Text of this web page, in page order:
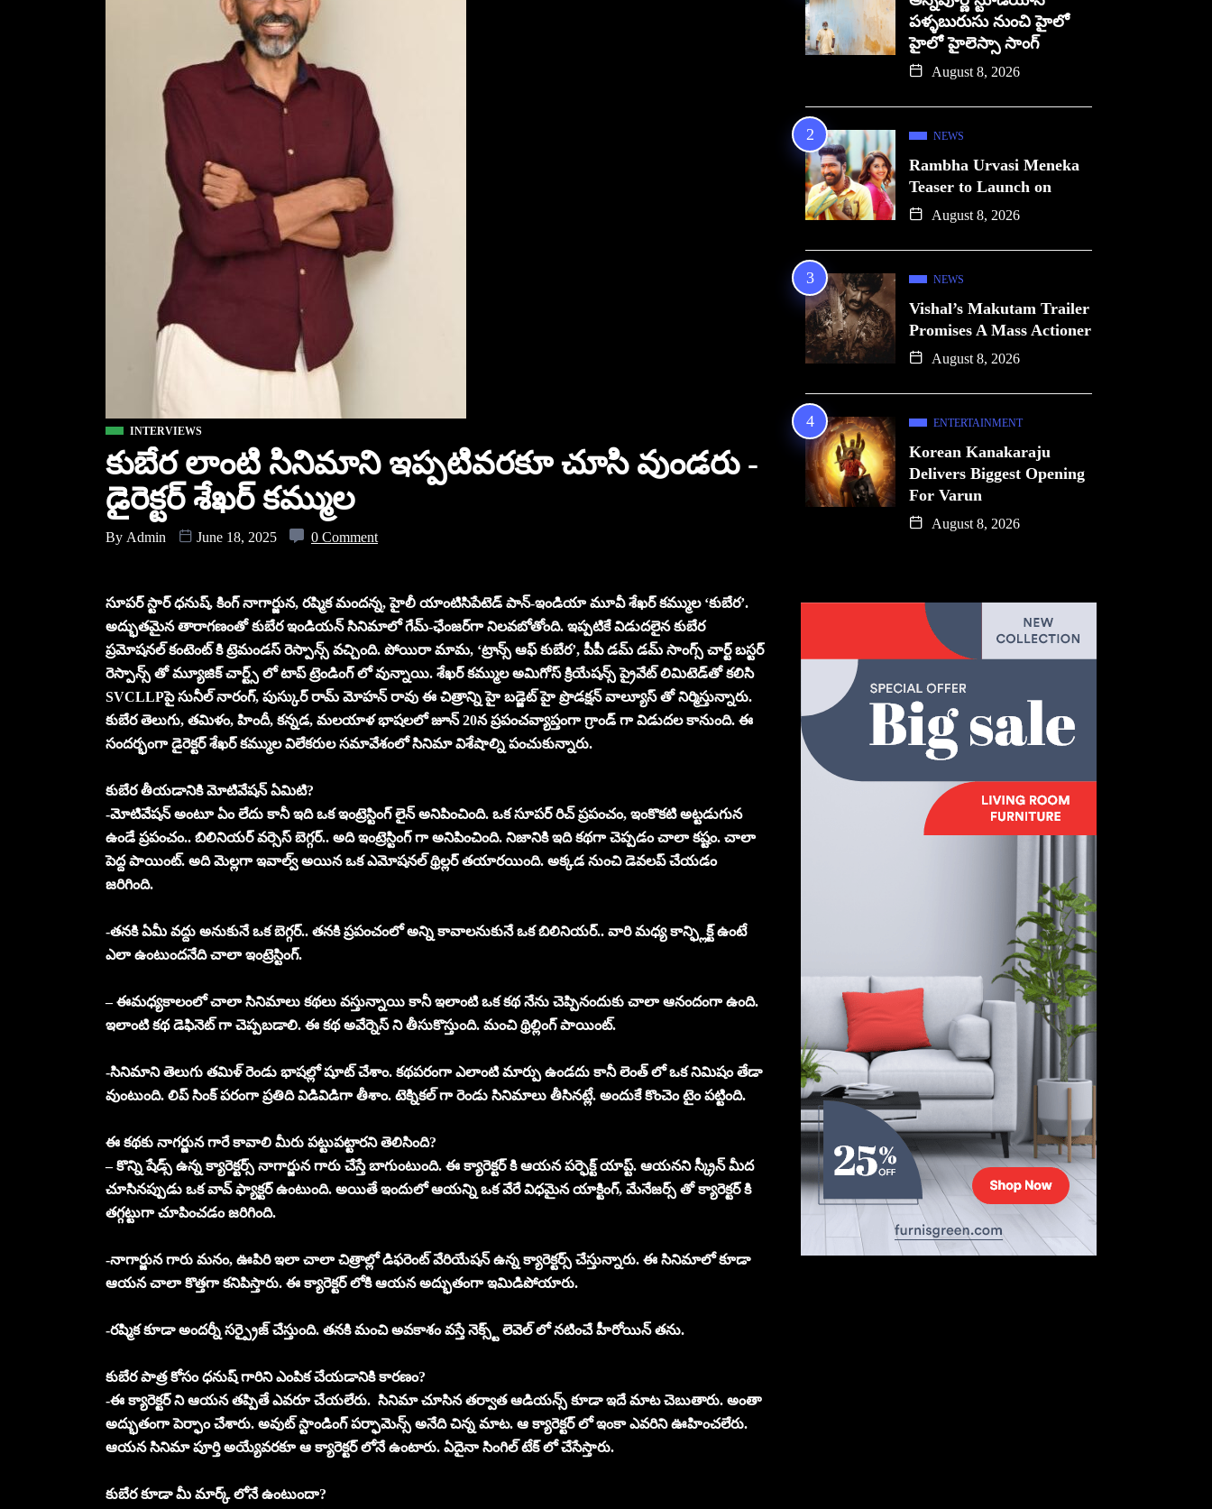
INTERVIEWS
కుబేర లాంటి సినిమాని ఇప్పటివరకూ చూసి వుండరు -
డైరెక్టర్ శేఖర్ కమ్ముల
By Admin June 18, 2025 0 Comment
సూపర్ స్టార్ ధనుష్, కింగ్ నాగార్జున, రష్మిక మందన్న, హైలీ యాంటిసిపేటెడ్ పాన్-ఇండియా మూవీ శేఖర్ కమ్ముల ‘కుబేర’.
అద్భుతమైన తారాగణంతో కుబేర ఇండియన్ సినిమాలో గేమ్-ఛేంజర్‌గా నిలవబోతోంది. ఇప్పటికే విడుదలైన కుబేర
ప్రమోషనల్ కంటెంట్ కి ట్రెమండస్ రెస్పాన్స్ వచ్చింది. పోయిరా మామ, ‘ట్రాన్స్ ఆఫ్ కుబేర’, పీపీ డమ్ డమ్ సాంగ్స్ చార్ట్ బస్టర్
రెస్పాన్స్ తో మ్యూజిక్ చార్ట్స్ లో టాప్ ట్రెండింగ్ లో వున్నాయి. శేఖర్ కమ్ముల అమిగోస్ క్రియేషన్స్ ప్రైవేట్ లిమిటెడ్‌తో కలిసి
SVCLLPపై సునీల్ నారంగ్, పుస్కుర్ రామ్ మోహన్ రావు ఈ చిత్రాన్ని హై బడ్జెట్ హై ప్రొడక్షన్ వాల్యూస్ తో నిర్మిస్తున్నారు.
కుబేర తెలుగు, తమిళం, హిందీ, కన్నడ, మలయాళ భాషలలో జూన్ 20న ప్రపంచవ్యాప్తంగా గ్రాండ్ గా విడుదల కానుంది. ఈ
సందర్భంగా డైరెక్టర్ శేఖర్ కమ్ముల విలేకరుల సమావేశంలో సినిమా విశేషాల్ని పంచుకున్నారు.
కుబేర తీయడానికి మోటివేషన్ ఏమిటి?
-మోటివేషన్ అంటూ ఏం లేదు కానీ ఇది ఒక ఇంట్రెస్టింగ్ లైన్ అనిపించింది. ఒక సూపర్ రిచ్ ప్రపంచం, ఇంకొకటి అట్టడుగున
ఉండే ప్రపంచం.. బిలినియర్ వర్సెస్ బెగ్గర్.. అది ఇంట్రెస్టింగ్ గా అనిపించింది. నిజానికి ఇది కథగా చెప్పడం చాలా కష్టం. చాలా
పెద్ద పాయింట్. అది మెల్లగా ఇవాల్వ్ అయిన ఒక ఎమోషనల్ థ్రిల్లర్ తయారయింది. అక్కడ నుంచి డెవలప్ చేయడం
జరిగింది.
-తనకి ఏమీ వద్దు అనుకునే ఒక బెగ్గర్.. తనకి ప్రపంచంలో అన్ని కావాలనుకునే ఒక బిలినియర్.. వారి మధ్య కాన్ఫ్లిక్ట్ ఉంటే
ఎలా ఉంటుందనేది చాలా ఇంట్రెస్టింగ్.
– ఈమధ్యకాలంలో చాలా సినిమాలు కథలు వస్తున్నాయి కానీ ఇలాంటి ఒక కథ నేను చెప్పినందుకు చాలా ఆనందంగా ఉంది.
ఇలాంటి కథ డెఫినెట్ గా చెప్పబడాలి. ఈ కథ అవేర్నెస్ ని తీసుకొస్తుంది. మంచి థ్రిల్లింగ్ పాయింట్.
-సినిమాని తెలుగు తమిళ్ రెండు భాషల్లో షూట్ చేశాం. కథపరంగా ఎలాంటి మార్పు ఉండదు కానీ లెంత్ లో ఒక నిమిషం తేడా
వుంటుంది. లిప్ సింక్ పరంగా ప్రతిది విడివిడిగా తీశాం. టెక్నికల్ గా రెండు సినిమాలు తీసినట్లే. అందుకే కొంచెం టైం పట్టింది.
ఈ కథకు నాగర్జున గారే కావాలి మీరు పట్టుపట్టారని తెలిసింది?
– కొన్ని షేడ్స్ ఉన్న క్యారెక్టర్స్ నాగార్జున గారు చేస్తే బాగుంటుంది. ఈ క్యారెక్టర్ కి ఆయన పర్ఫెక్ట్ యాప్ట్. ఆయనని స్క్రీన్ మీద
చూసినప్పుడు ఒక వావ్ ఫ్యాక్టర్ ఉంటుంది. అయితే ఇందులో ఆయన్ని ఒక వేరే విధమైన యాక్టింగ్, మేనేజర్స్ తో క్యారెక్టర్ కి
తగ్గట్టుగా చూపించడం జరిగింది.
-నాగార్జున గారు మనం, ఊపిరి ఇలా చాలా చిత్రాల్లో డిఫరెంట్ వేరియేషన్ ఉన్న క్యారెక్టర్స్ చేస్తున్నారు. ఈ సినిమాలో కూడా
ఆయన చాలా కొత్తగా కనిపిస్తారు. ఈ క్యారెక్టర్ లోకి ఆయన అద్భుతంగా ఇమిడిపోయారు.
-రష్మిక కూడా అందర్నీ సర్ప్రైజ్ చేస్తుంది. తనకి మంచి అవకాశం వస్తే నెక్స్ట్ లెవెల్ లో నటించే హీరోయిన్ తను.
కుబేర పాత్ర కోసం ధనుష్ గారిని ఎంపిక చేయడానికి కారణం?
-ఈ క్యారెక్టర్ ని ఆయన తప్పితే ఎవరూ చేయలేరు. సినిమా చూసిన తర్వాత ఆడియన్స్ కూడా ఇదే మాట చెబుతారు. అంతా
అద్భుతంగా పెర్ఫాం చేశారు. అవుట్ స్టాండింగ్ పర్ఫామెన్స్ అనేది చిన్న మాట. ఆ క్యారెక్టర్ లో ఇంకా ఎవరిని ఊహించలేరు.
ఆయన సినిమా పూర్తి అయ్యేవరకూ ఆ క్యారెక్టర్ లోనే ఉంటారు. ఏదైనా సింగిల్ టేక్ లో చేసేస్తారు.
కుబేర కూడా మీ మార్క్ లోనే ఉంటుందా?
పళ్ళబురుసు నుంచి హైలో
హైలో హైలెస్సా సాంగ్
August 8, 2026
NEWS
Rambha Urvasi Meneka
Teaser to Launch on
August 8, 2026
NEWS
Vishal’s Makutam Trailer
Promises A Mass Actioner
August 8, 2026
ENTERTAINMENT
Korean Kanakaraju
Delivers Biggest Opening
For Varun
August 8, 2026